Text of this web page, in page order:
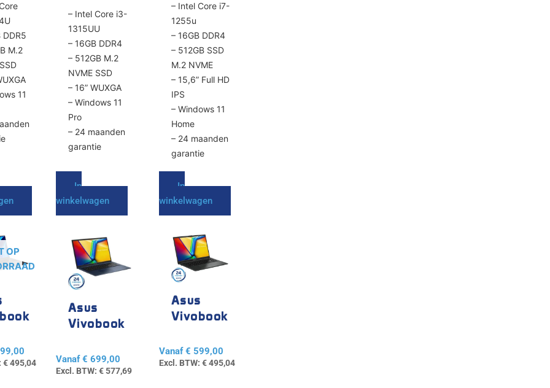
DDR5
M.2
11
– Intel Core i3-
1315UU
– 16GB DDR4
– 512GB M.2
NVME SSD
– 16” WUXGA
– Windows 11
Pro
– 24 maanden
garantie
In
winkelwagen
productpagina
– Intel Core i7-
1255u
– 16GB DDR4
– 512GB SSD
M.2 NVME
– 15,6” Full HD
IPS
– Windows 11
Home
– 24 maanden
garantie
In
winkelwagen
productpagina
OP
€495,04
Asus
Vivobook
Vanaf€ 699,00
Excl. BTW: €577,69
product
heeft
meerdere
variaties.
Deze
optie
kan
worden
op
Asus
Vivobook
Vanaf€ 599,00
Excl. BTW: €495,04
product
heeft
meerdere
variaties.
Deze
optie
gekozen
worden